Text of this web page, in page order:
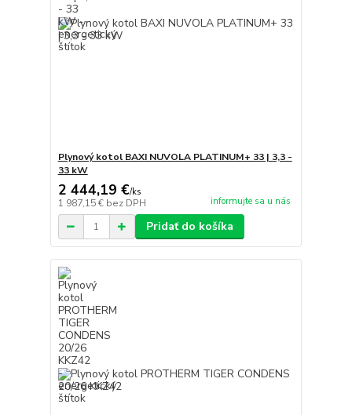
Plynový kotol BAXI NUVOLA PLATINUM+ 33 | 3,3 -
33 kW
2 444,19 €/ks
1 987,15 € bez DPH informujte sa u nás
Pridať do košíka